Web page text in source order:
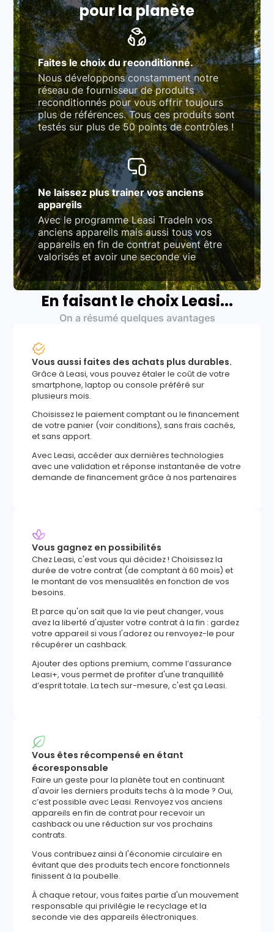
pour la planète
Faites le choix du reconditionné.
Nous développons constamment notre
réseau de fournisseur de produits
reconditionnés pour vous offrir toujours
plus de références. Tous ces produits sont
testés sur plus de 50 points de contrôles !
Ne laissez plus trainer vos anciens
appareils
Avec le programme Leasi TradeIn vos
anciens appareils mais aussi tous vos
appareils en fin de contrat peuvent être
valorisés et avoir une seconde vie
En faisant le choix Leasi...
On a résumé quelques avantages
Vous aussi faites des achats plus durables.
Grâce à Leasi, vous pouvez étaler le coût de votre
smartphone, laptop ou console préféré sur
plusieurs mois.
Choisissez le paiement comptant ou le financement
de votre panier (voir conditions), sans frais cachés,
et sans apport.
Avec Leasi, accéder aux dernières technologies
avec une validation et réponse instantanée de votre
demande de financement grâce à nos partenaires
Vous gagnez en possibilités
Chez Leasi, c'est vous qui décidez ! Choisissez la
durée de votre contrat (de comptant à 60 mois) et
le montant de vos mensualités en fonction de vos
besoins.
Et parce qu'on sait que la vie peut changer, vous
avez la liberté d'ajuster votre contrat à la fin : gardez
votre appareil si vous l'adorez ou renvoyez-le pour
récupérer un cashback.
Ajouter des options premium, comme l’assurance
Leasi+, vous permet de profiter d'une tranquillité
d’esprit totale. La tech sur-mesure, c'est ça Leasi.
Vous êtes récompensé en étant
écoresponsable
Faire un geste pour la planète tout en continuant
d'avoir les derniers produits techs à la mode ? Oui,
c’est possible avec Leasi. Renvoyez vos anciens
appareils en fin de contrat pour recevoir un
cashback ou une réduction sur vos prochains
contrats.
Vous contribuez ainsi à l'économie circulaire en
évitant que des produits tech encore fonctionnels
finissent à la poubelle.
À chaque retour, vous faites partie d'un mouvement
responsable qui privilégie le recyclage et la
seconde vie des appareils électroniques.